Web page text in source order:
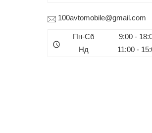
100avtomobile@gmail.com
Пн-Сб
9:00 -
Нд
11:00 -